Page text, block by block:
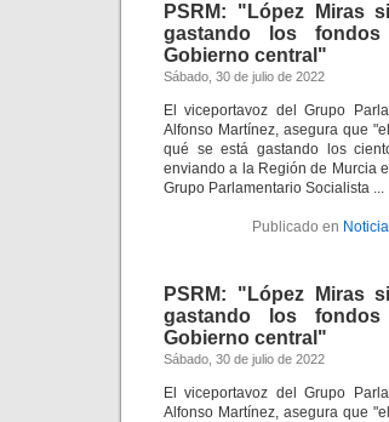
PSRM: "López Miras
gastando los
Gobierno central"
Sábado, 30 de julio de 2022
El viceportavoz del Grupo
Alfonso Martínez, asegura que
qué se está gastando los
enviando a la Región de Murcia
Grupo Parlamentario Socialista ...
Publicado en
PSRM: "López Miras
gastando los
Gobierno central"
Sábado, 30 de julio de 2022
El viceportavoz del Grupo
Alfonso Martínez, asegura que